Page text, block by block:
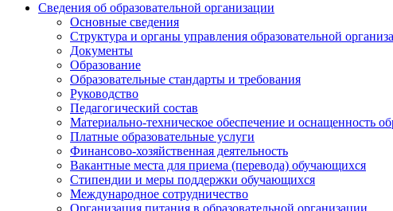
Сведения об образовательной организации
Основные сведения
Структура и органы управления образовательной
Документы
Образование
Образовательные стандарты и требования
Руководство
Педагогический состав
Материально-техническое обеспечение и оснащенность
Платные образовательные услуги
Финансово-хозяйственная деятельность
Вакантные места для приема (перевода) обучающихся
Стипендии и меры поддержки обучающихся
Международное сотрудничество
Организация питания в образовательной организации